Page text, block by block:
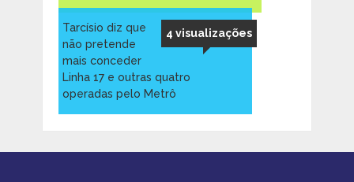
4 visualizações
Tarcísio diz que
não pretende
mais conceder
Linha 17 e outras quatro
operadas pelo Metrô